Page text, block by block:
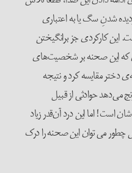
شدنِ سگ یا به اعتباری
این کارکردی جز برانگیختن
که این صحنه بر شخصیت‌های
دختر مقایسه کرد و نتیجه
می‌دهد حوادثی از قبیل
اما این درد آن‌قدر زیاد
چطور می توان این صحنه را درک